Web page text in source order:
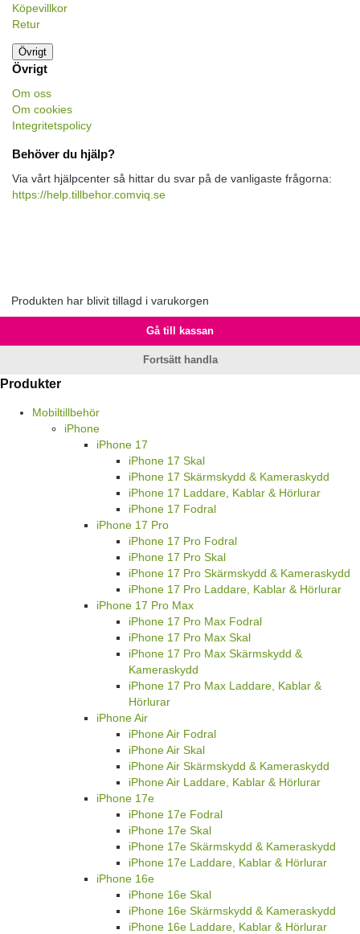
Köpevillkor
Retur
Övrigt
Övrigt
Om oss
Om cookies
Integritetspolicy
Behöver du hjälp?
Via vårt hjälpcenter så hittar du svar på de vanligaste frågorna:
https://help.tillbehor.comviq.se
Produkten har blivit tillagd i varukorgen
Gå till kassan
Fortsätt handla
Produkter
Mobiltillbehör
iPhone
iPhone 17
iPhone 17 Skal
iPhone 17 Skärmskydd & Kameraskydd
iPhone 17 Laddare, Kablar & Hörlurar
iPhone 17 Fodral
iPhone 17 Pro
iPhone 17 Pro Fodral
iPhone 17 Pro Skal
iPhone 17 Pro Skärmskydd & Kameraskydd
iPhone 17 Pro Laddare, Kablar & Hörlurar
iPhone 17 Pro Max
iPhone 17 Pro Max Fodral
iPhone 17 Pro Max Skal
iPhone 17 Pro Max Skärmskydd &
Kameraskydd
iPhone 17 Pro Max Laddare, Kablar &
Hörlurar
iPhone Air
iPhone Air Fodral
iPhone Air Skal
iPhone Air Skärmskydd & Kameraskydd
iPhone Air Laddare, Kablar & Hörlurar
iPhone 17e
iPhone 17e Fodral
iPhone 17e Skal
iPhone 17e Skärmskydd & Kameraskydd
iPhone 17e Laddare, Kablar & Hörlurar
iPhone 16e
iPhone 16e Skal
iPhone 16e Skärmskydd & Kameraskydd
iPhone 16e Laddare, Kablar & Hörlurar